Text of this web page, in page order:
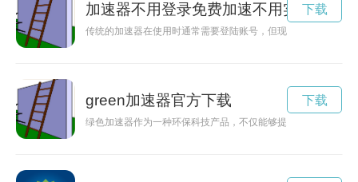
加速器不用登录免费加速不用实名
传统的加速器在使用时通常需要登陆账号，但现在出现了一种
下载
green加速器官方下载
绿色加速器作为一种环保科技产品，不仅能够提升计算机的运
下载